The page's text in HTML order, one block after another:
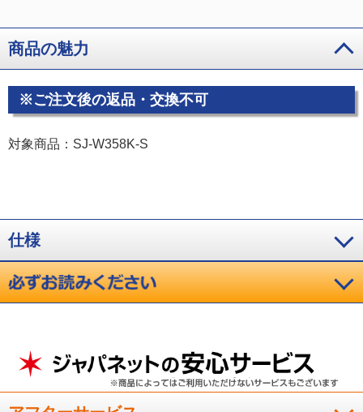
商品の魅力
※ご注文後の返品・交換不可
対象商品：SJ-W358K-S
仕様